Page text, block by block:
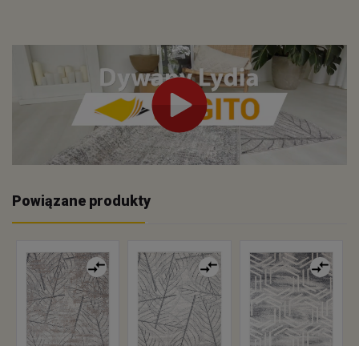
Powiązane produkty